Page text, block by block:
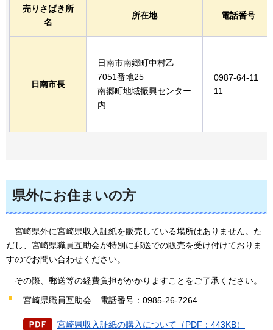
売りさばき所
名
所在地 電話番号
日南市長
日南市南郷町中村乙
7051番地25
南郷町地域振興センター
内
0987-64-11
11
県外にお住まいの方
宮崎県外に宮崎県収入証紙を販売している場所はありません。た
だし、宮崎県職員互助会が特別に郵送での販売を受け付けておりま
すのでお問い合わせください。
その際、郵送等の経費負担がかかりますことをご了承ください。
宮崎県職員互助会 電話番号：0985-26-7264
宮崎県収入証紙の購入について（PDF：443KB）